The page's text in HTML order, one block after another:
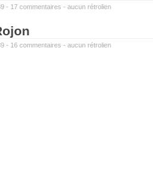
- 17 commentaires - aucun rétrolien
- 16 commentaires - aucun rétrolien